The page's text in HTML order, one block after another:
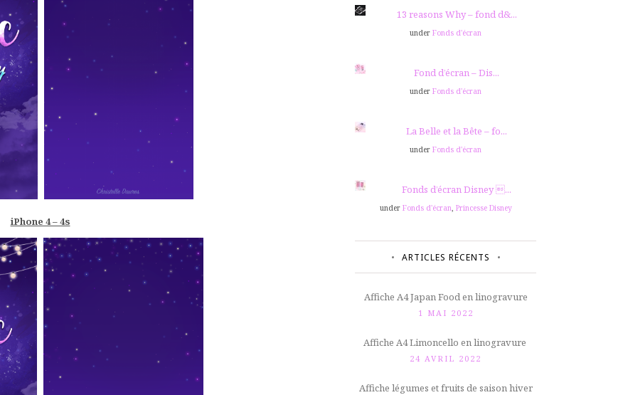
iPhone 4 – 4s
13 reasons Why – fond d&...
under Fonds d'écran
Fond d’écran – Dis...
under Fonds d'écran
La Belle et la Bête – fo...
under Fonds d'écran
Fonds d’écran Disney ...
under Fonds d'écran Princesse Disney
ARTICLES RÉCENTS
Affiche A4 Japan Food en linogravure
1 MAI 2022
Affiche A4 Limoncello en linogravure
24 AVRIL 2022
Affiche légumes et fruits de saison hiver